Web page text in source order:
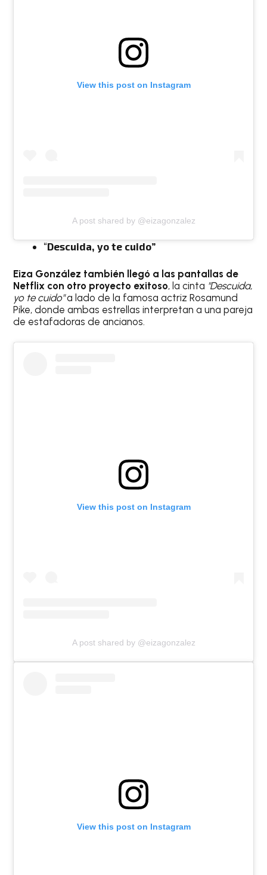
View this post on Instagram
A post shared by @eizagonzalez
“Descuida, yo te cuido”
Eiza González también llegó a las pantallas de
Netflix con otro proyecto exitoso, la cinta "Descuida,
yo te cuido"a lado de la famosa actriz Rosamund
Pike, donde ambas estrellas interpretan a una pareja
de estafadoras de ancianos.
View this post on Instagram
A post shared by @eizagonzalez
View this post on Instagram